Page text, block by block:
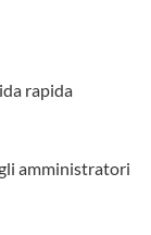
rapida
amministratori